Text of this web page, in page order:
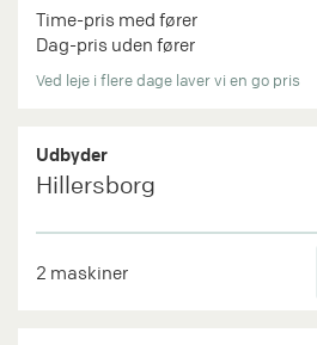
Time-pris med fører
Dag-pris uden fører
Ved leje i flere dage laver vi en go pris
Udbyder
Hillersborg
2 maskiner